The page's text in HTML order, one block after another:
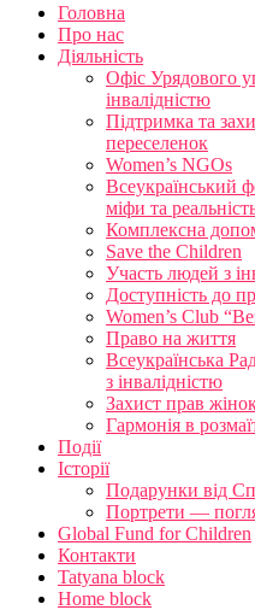
Головна
Про нас
Діяльність
Офіс Урядового
інвалідністю
Підтримка та
переселенок
Women’s NGOs
Всеукраїнський
міфи та
Комплексна
Save the Children
Участь людей з
Доступність до
Women’s Club
Право на життя
Всеукраїнська
з інвалідністю
Захист прав
Гармонія в
Події
Історії
Подарунки від
Портрети —
Global Fund for Children
Контакти
Tatyana block
Home block